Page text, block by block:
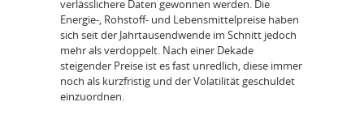
verlässlichere Daten gewonnen werden. Die
Energie-, Rohstoff- und Lebensmittelpreise haben
sich seit der Jahrtausendwende im Schnitt jedoch
mehr als verdoppelt. Nach einer Dekade
steigender Preise ist es fast unredlich, diese immer
noch als kurzfristig und der Volatilität geschuldet
einzuordnen.